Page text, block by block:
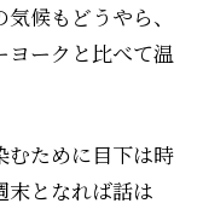
候もどうやら、
ヨークと比べて温
ために目下は時
末となれば話は